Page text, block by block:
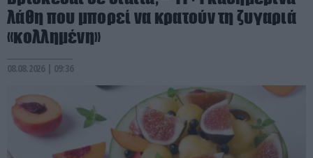
λάθη που μπορεί να κρατούν τη ζυγαριά
«κολλημένη»
08.08.2026 | 09:36